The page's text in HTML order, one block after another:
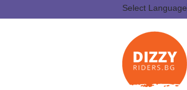
Select Language